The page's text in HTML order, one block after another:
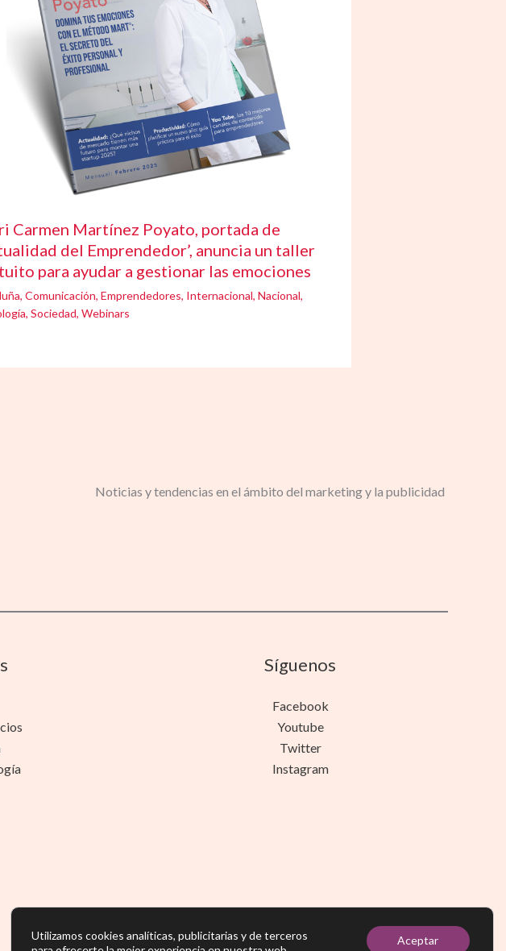
Carmen Martínez Poyato, portada de
del Emprendedor’, anuncia un taller
para ayudar a gestionar las emociones
, Comunicación, Emprendedores, Internacional, Nacional,
, Sociedad, Webinars
Noticias y tendencias en el ámbito del marketing y la publicidad
Síguenos
Facebook
Youtube
Twitter
Instagram
Utilizamos cookies analíticas, publicitarias y de terceros
Aceptar